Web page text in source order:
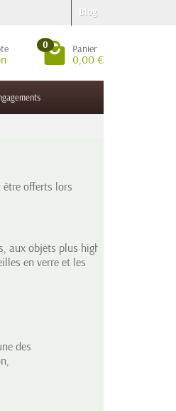
Blog
0 Panier
0,00 €
offerts lors
aux objets plus high-
en verre et les
des